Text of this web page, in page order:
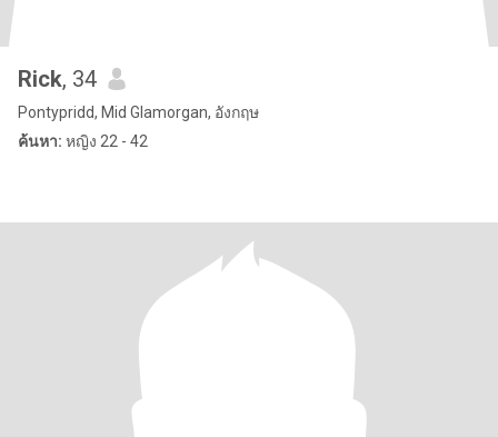
Rick, 34
Pontypridd, Mid Glamorgan, อังกฤษ
ค้นหา: หญิง 22 - 42